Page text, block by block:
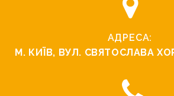
АДРЕСА:
М. КИЇВ, ВУЛ. СВЯТОСЛАВА